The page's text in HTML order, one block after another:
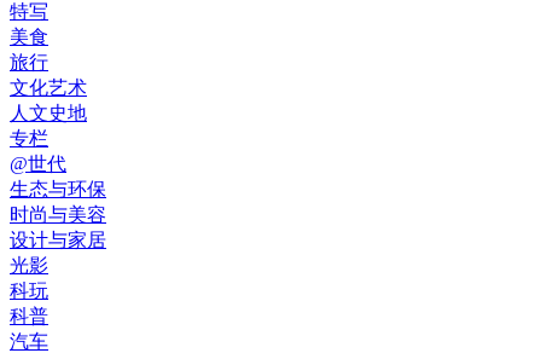
特写
美食
旅行
文化艺术
人文史地
专栏
@世代
生态与环保
时尚与美容
设计与家居
光影
科玩
科普
汽车